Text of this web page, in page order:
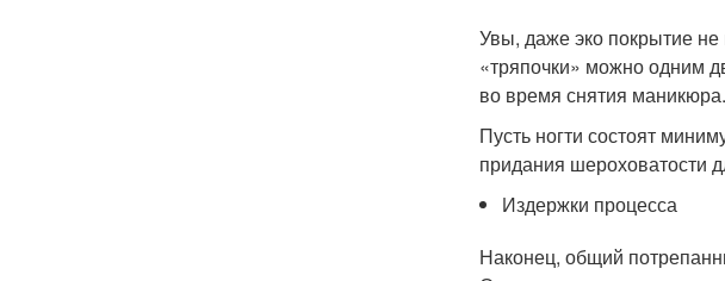
Увы, даже эко покрытие не
«тряпочки» можно одним
во время снятия маникюра.
Пусть ногти состоят
придания шероховатости
Издержки процесса
Наконец, общий